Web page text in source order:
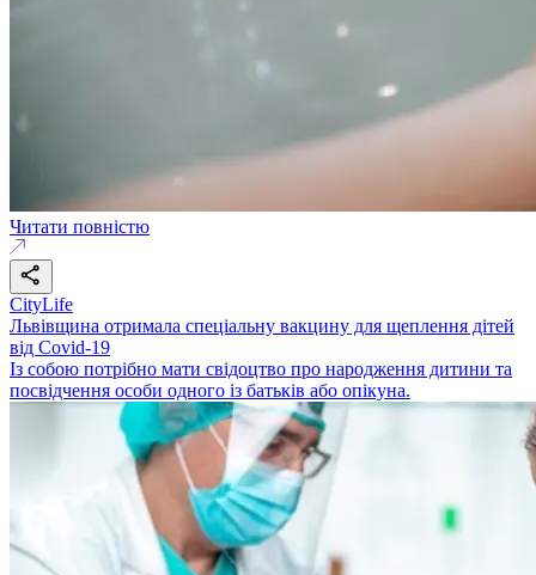
Читати повністю
CityLife
Львівщина отримала спеціальну вакцину для щеплення дітей
від Covid-19
Із собою потрібно мати свідоцтво про народження дитини та
посвідчення особи одного із батьків або опікуна.